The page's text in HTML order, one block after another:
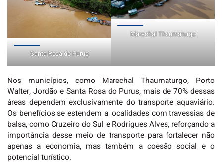
Santa Rosa do Purus
Marechal Thaumaturgo
Nos municípios, como Marechal Thaumaturgo, Porto
Walter, Jordão e Santa Rosa do Purus, mais de 70% dessas
áreas dependem exclusivamente do transporte aquaviário.
Os benefícios se estendem a localidades com travessias de
balsa, como Cruzeiro do Sul e Rodrigues Alves, reforçando a
importância desse meio de transporte para fortalecer não
apenas a economia, mas também a coesão social e o
potencial turístico.